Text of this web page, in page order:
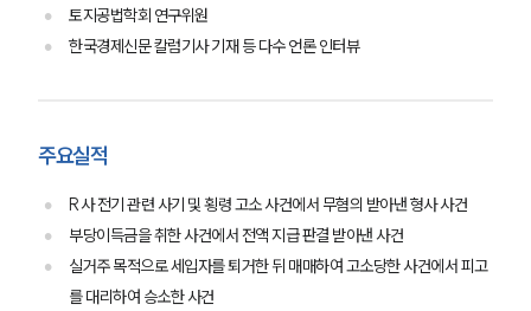
토지공법학회 연구위원
한국경제신문 칼럼기사 기재 등 다수 언론 인터뷰
주요실적
R사 전기 관련 사기 및 횡령 고소 사건에서 무혐의 받아낸 형사 사건
부당이득금을 취한 사건에서 전액 지급 판결 받아낸 사건
실거주 목적으로 세입자를 퇴거한 뒤 매매하여 고소당한 사건에서 피고
를 대리하여 승소한 사건